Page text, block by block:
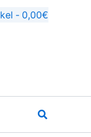
0,00€
Suchen